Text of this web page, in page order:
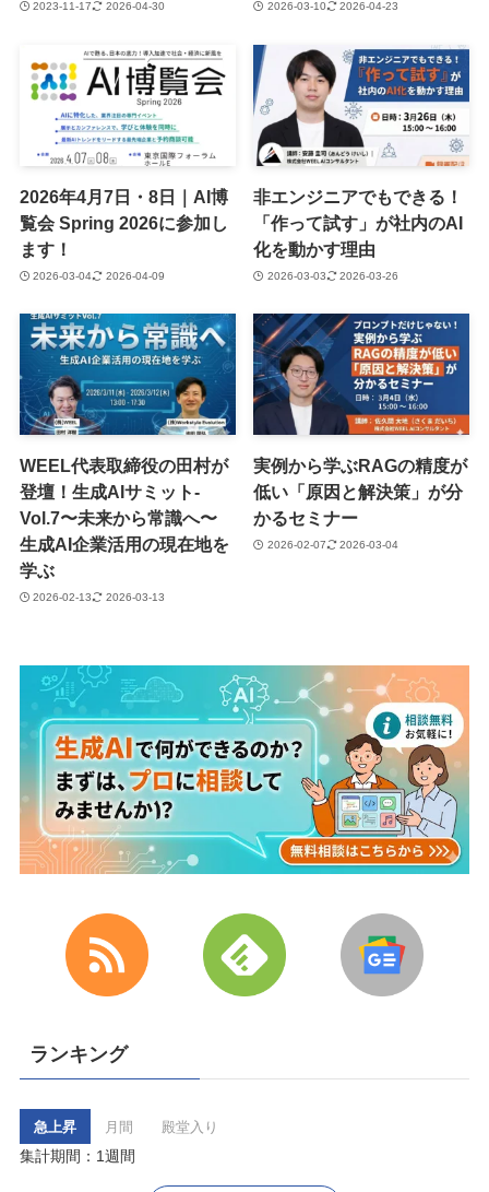
2023-11-17 2026-04-30 2026-03-10 2026-04-23
2026年4月7日・8日｜AI博
覧会 Spring 2026に参加し
ます！
2026-03-04 2026-04-09
非エンジニアでもできる！
「作って試す」が社内のAI
化を動かす理由
2026-03-03 2026-03-26
WEEL代表取締役の田村が
登壇！生成AIサミット-
Vol.7〜未来から常識へ〜
生成AI企業活用の現在地を
学ぶ
2026-02-13 2026-03-13
実例から学ぶRAGの精度が
低い「原因と解決策」が分
かるセミナー
2026-02-07 2026-03-04
ランキング
急上昇 月間 殿堂入り
集計期間：1週間